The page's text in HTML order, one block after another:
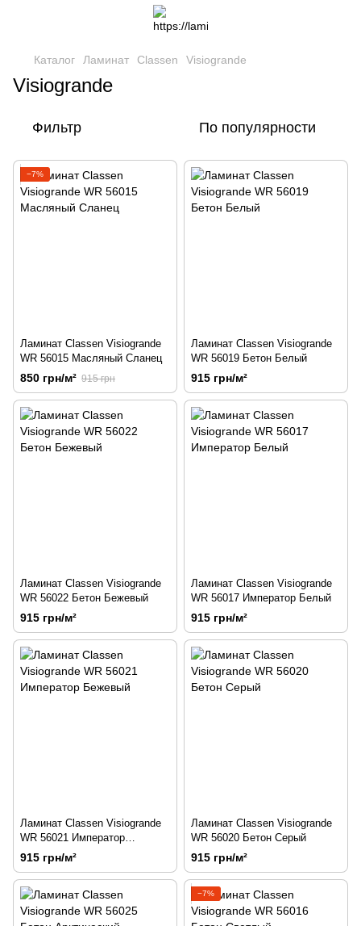
Каталог Ламинат Classen Visiogrande
Visiogrande
Фильтр По популярности
−7%
Ламинат Classen Visiogrande
WR 56015 Масляный Сланец
850 грн/м² 915 грн
Ламинат Classen Visiogrande
WR 56019 Бетон Белый
915 грн/м²
Ламинат Classen Visiogrande
WR 56022 Бетон Бежевый
915 грн/м²
Ламинат Classen Visiogrande
WR 56017 Император Белый
915 грн/м²
Ламинат Classen Visiogrande
WR 56021 Император
Бежевый
915 грн/м²
Ламинат Classen Visiogrande
WR 56020 Бетон Серый
915 грн/м²
−7%